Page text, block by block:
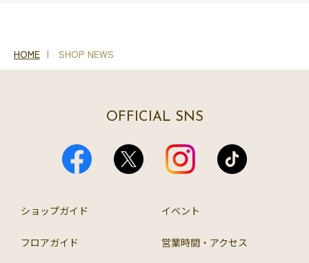
HOME SHOP NEWS
OFFICIAL SNS
ショップガイド イベント
フロアガイド 営業時間・アクセス